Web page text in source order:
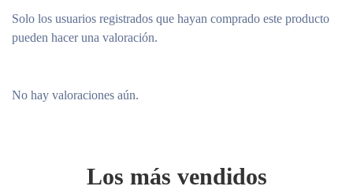
No hay valoraciones aún.
Solo los usuarios registrados que hayan comprado este producto
pueden hacer una valoración.
Los más vendidos